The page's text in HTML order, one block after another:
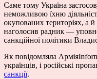
Саме тому Україна
неможливою їхню
окупованих територіях, а
наголосив радник —
санкційної політики
Як повідомляла
українців, і російські
санкції.